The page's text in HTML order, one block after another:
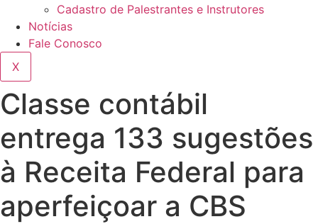
Cadastro de Palestrantes e Instrutores
Notícias
Fale Conosco
X
Classe contábil
entrega 133 sugestões
à Receita Federal para
aperfeiçoar a CBS